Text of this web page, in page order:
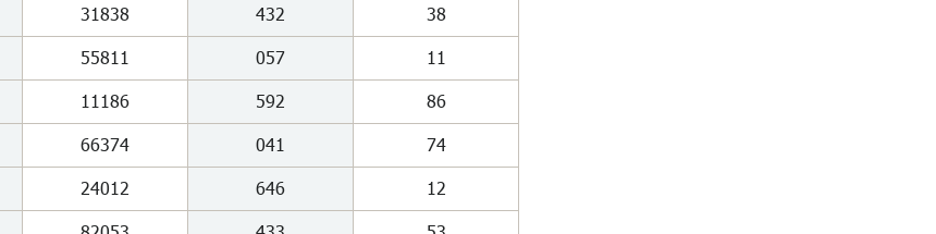
31838 432
38
55811 057
11
11186 592
86
66374 041
74
24012 646
12